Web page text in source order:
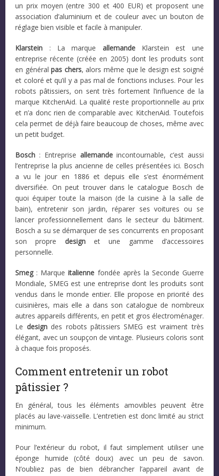
un prix moyen (entre 300 et 400 EUR) et proposent une
association d’aluminium et de couleur avec un bouton de
réglage bien visible et facile à manipuler.
Klarstein : La marque allemandeKlarstein est une
entreprise récente (créée en 2005) dont les produits sont
en généralpas chers, alors même que le design est soigné
et coloré et qu’il y a pas mal de fonctions incluses. Pour les
robots pâtissiers, on sent très fortement l’influence de la
marque KitchenAid. La qualité reste proportionnelle au prix
et n’a donc rien de comparable avec KitchenAid. Toutefois
cela permet de déjà faire beaucoup de choses, même avec
un petit budget.
Bosch : Entreprise allemandeincontournable, c’est aussi
l’entreprise la plus ancienne de celles présentées ici. Bosch
a vu le jour en 1886 et depuis elle s’est énormément
diversifiée. On peut trouver dans le catalogue Bosch de
quoi équiper toute la maison (de la cuisine à la salle de
bain), entretenir son jardin, réparer ses voitures ou se
lancer professionnellement dans le secteur du bâtiment.
Bosch a su se démarquer de ses concurrents en proposant
son propre designet une gamme d’accessoires
personnelle.
Smeg: Marqueitalienne fondée après la Seconde Guerre
Mondiale, SMEG est une entreprise dont les produits sont
vendus dans le monde entier. Elle propose en priorité des
cuisinières, mais elle a dans son catalogue de nombreux
autres appareils différents, en petit et gros électroménager.
Le designdes robots pâtissiers SMEG est vraiment très
élégant, avec un soupçon de vintage. Plusieurs coloris sont
à chaque fois proposés.
Comment entretenir un robot
pâtissier ?
En général, tous les éléments amovibles peuvent être
placés au lave-vaisselle. L’entretien est donc limité au strict
minimum.
Pour l’extérieur du robot, il faut simplement utiliser une
éponge humide (côté doux) avec un peu de savon.
N’oubliez pas de bien débrancher l’appareil avant de